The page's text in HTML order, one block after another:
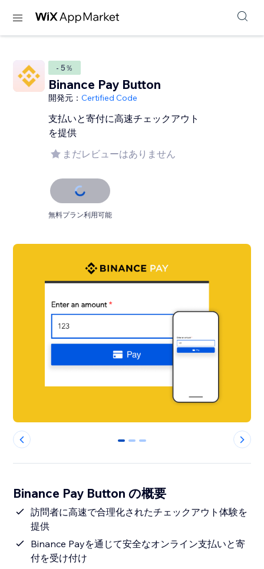
- 5％
Binance Pay Button
開発元：Certified Code
支払いと寄付に高速チェックアウト
を提供
まだレビューはありません
無料プラン利用可能
0 1 2
Binance Pay Button の概要
訪問者に高速で合理化されたチェックアウト体験を
提供
Binance Payを通じて安全なオンライン支払いと寄
付を受け付け